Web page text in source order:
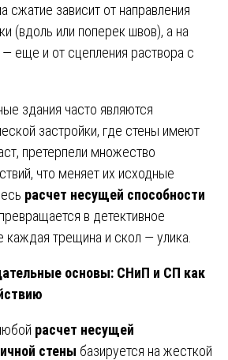
сжатие зависит от направления
(вдоль или поперек швов), а на
еще и от сцепления раствора с
здания часто являются
застройки, где стены имеют
претерпели множество
что меняет их исходные
расчет несущей способности
превращается в детективное
каждая трещина и скол — улика.
основы: СНиП и СП как
расчет несущей
стены базируется на жесткой